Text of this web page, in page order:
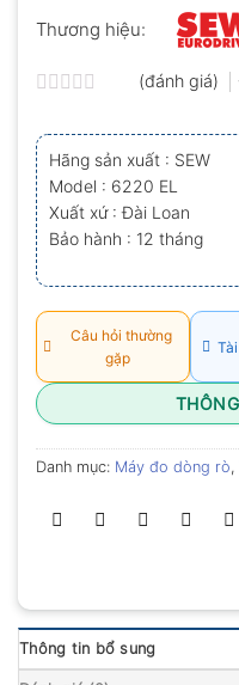
Thương hiệu:
xếp
hạng
0.0
5
sao
(đánh giá)
Hãng sản xuất : SEW
Model : 6220 EL
Xuất xứ : Đài Loan
Bảo hành : 12 tháng
Câu hỏi thường
gặp
Danh mục: Máy đo dòng rò,
Thông tin bổ sung